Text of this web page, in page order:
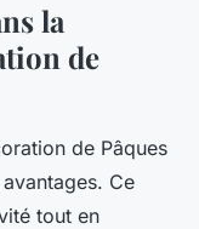
dans la
la
:
une
la
de
de Pâques
Ce
tout en